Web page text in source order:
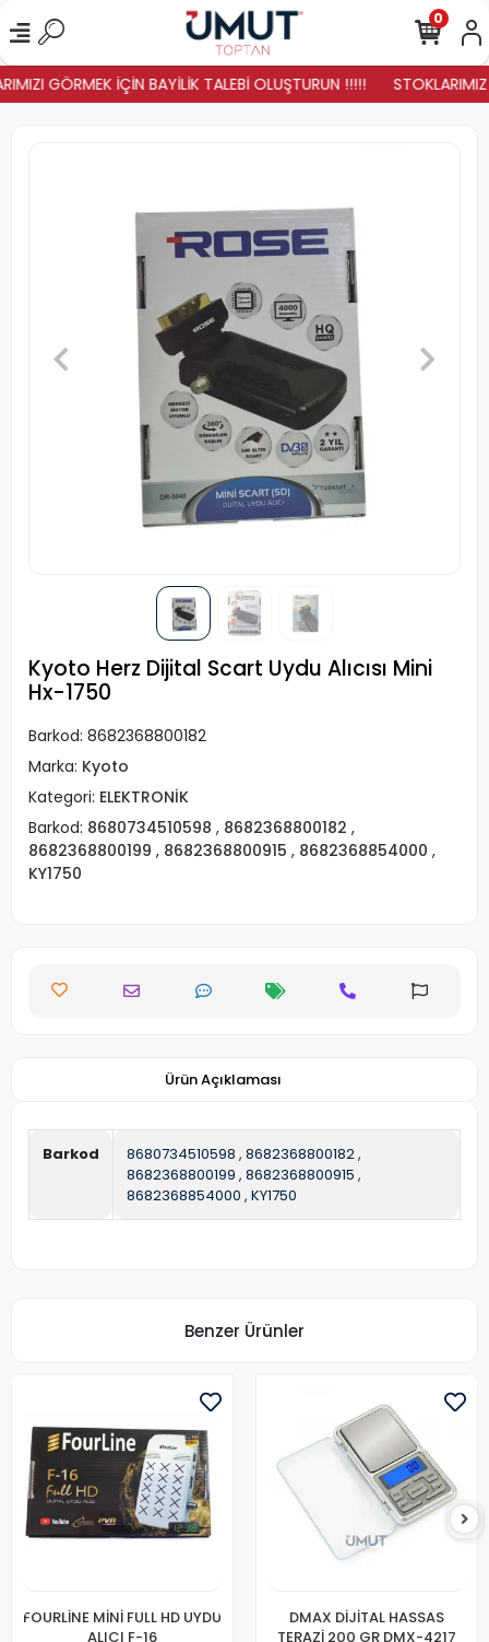
GÖRMEK İÇİN BAYİLİK TALEBİ OLUŞTURUN !!!!!
0
Kyoto Herz Dijital Scart Uydu Alıcısı Mini
Hx-1750
Barkod: 8682368800182
Marka: Kyoto
Kategori: ELEKTRONİK
Barkod: 8680734510598 , 8682368800182 ,
8682368800199 , 8682368800915 , 8682368854000 ,
KY1750
Ürün Açıklaması
Barkod 8680734510598 , 8682368800182,
8682368800199 , 8682368800915 ,
8682368854000 , KY1750
Benzer Ürünler
FOURLİNE MİNİ FULL HD UYDU
ALICI F-16
DMAX DİJİTAL HASSAS
TERAZİ 200 GR DMX-4217